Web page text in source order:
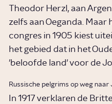
Theodor Herzl, aan
zelfs aan Oeganda.
congres in 1905 kiest
het gebied dat in het
'beloofde land' voor de
Russische pelgrims op weg naar
In 1917 verklaren de